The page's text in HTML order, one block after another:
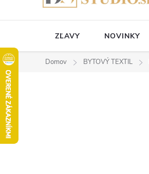
ZĽAVY NOVINKY
Domov BYTOVÝ TEXTIL